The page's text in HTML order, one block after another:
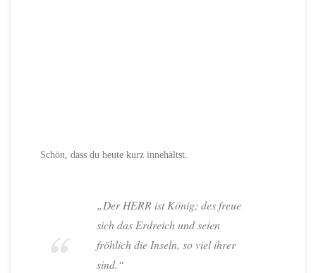
Schön, dass du heute kurz innehältst.
„Der HERR ist König; des freue
sich das Erdreich und seien
fröhlich die Inseln, so viel ihrer
sind.“